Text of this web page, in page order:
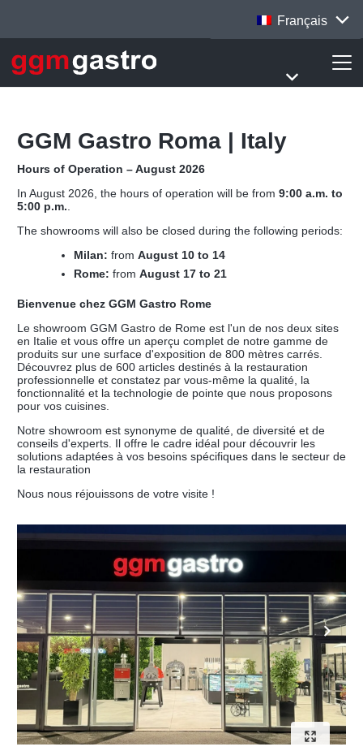
Français
GGM Gastro Roma | Italy
Hours of Operation – August 2026
In August 2026, the hours of operation will be from 9:00 a.m. to
5:00 p.m.
The showrooms will also be closed during the following periods:
Milan: from August 10 to 14
Rome: from August 17 to 21
Bienvenue chez GGM Gastro Rome
Le showroom GGM Gastro de Rome est l'un de nos deux sites
en Italie et vous offre un aperçu complet de notre gamme de
produits sur une surface d'exposition de 800 mètres carrés.
Découvrez plus de 600 articles destinés à la restauration
professionnelle et constatez par vous-même la qualité, la
fonctionnalité et la technologie de pointe que nous proposons
pour vos cuisines.
Notre showroom est synonyme de qualité, de diversité et de
conseils d'experts. Il offre le cadre idéal pour découvrir les
solutions adaptées à vos besoins spécifiques dans le secteur de
la restauration
Nous nous réjouissons de votre visite !